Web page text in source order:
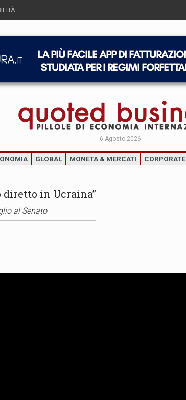
6 Agosto 2026
GLOBAL MONETA & MERCATI CORPORATE
in Ucraina”
al Senato